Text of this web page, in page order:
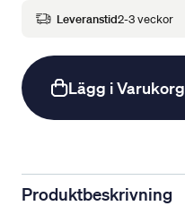
Leveranstid2-3 veckor
Lägg i Varukorg
Produktbeskrivning